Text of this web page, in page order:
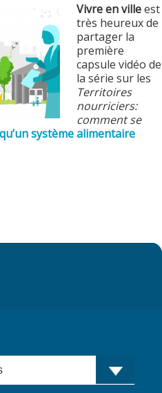
Vivre en villeest
très heureux de
partager la
première
capsule vidéo de
la série sur les
Territoires
nourriciers:
comment se
système alimentaire